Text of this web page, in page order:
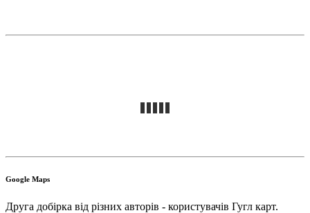
Google Maps
Друга добірка від різних авторів - користувачів Гугл карт.